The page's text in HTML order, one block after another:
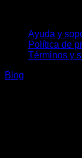
Ayuda y
Política de
Términos y
Blog